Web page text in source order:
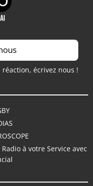
écrivez nous !
Radio à votre Service avec